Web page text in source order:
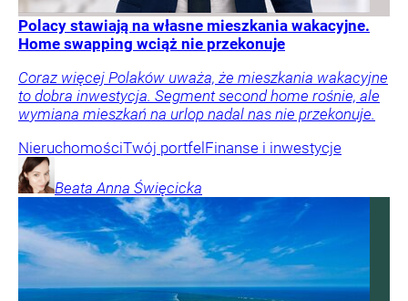
Polacy stawiają na własne mieszkania wakacyjne.
Home swapping wciąż nie przekonuje
Coraz więcej Polaków uważa, że mieszkania wakacyjne
to dobra inwestycja. Segment second home rośnie, ale
wymiana mieszkań na urlop nadal nas nie przekonuje.
NieruchomościTwój portfel Finanse i inwestycje
Beata Anna Święcicka